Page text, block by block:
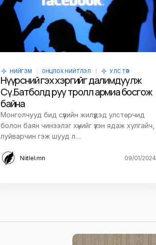
НИЙГЭМ ОНЦЛОХ НИЙТЛЭЛ УЛС ТӨР
Нүүрсний гэх хэргийг далимдуулж
Сү.Батболд руу тролл армиа босгож
байна
Монголчууд бид сүүлийн жилүүдэд улстөрчид
болон баян чинээлэг хүнийг үзэн ядаж хулгайч,
луйварчин гэж шууд л…
Niitlel.mn 09/01/2024